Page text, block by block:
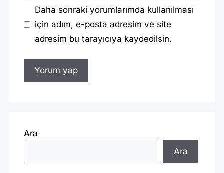
Daha sonraki yorumlarımda kullanılması
için adım, e-posta adresim ve site
adresim bu tarayıcıya kaydedilsin.
Ara
Ara